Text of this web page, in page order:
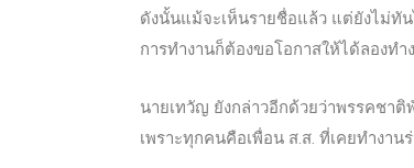
ดังนั้นแม้จะเห็นรายชื่อแล้ว แต่ยังไม่ทั
การทำงานก็ต้องขอโอกาสให้ได้ลองทำ
นายเทวัญ ยังกล่าวอีกด้วยว่าพรรคชา
เพราะทุกคนคือเพื่อน ส.ส. ที่เคยทำงาน